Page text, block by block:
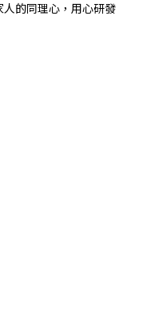
人的同理心，用心研發